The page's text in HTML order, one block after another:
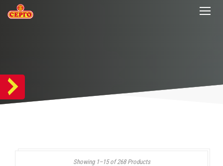
Showing 1–15 of 268 Products